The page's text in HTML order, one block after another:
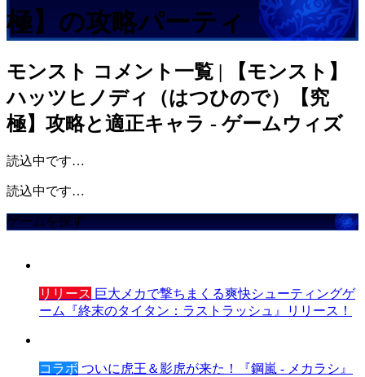
極】の攻略パーティ
モンスト コメント一覧 | 【モンスト】
ハッツヒノディ（はつひので）【究
極】攻略と適正キャラ - ゲームウィズ
読込中です…
読込中です…
ゲームを探す
リリース 巨大メカで撃ちまくる爽快シューティングゲ
ーム『終末のタイタン：ラストラッシュ』リリース！
コラボ ついに虎王＆影虎が来た！『鋼嵐 - メカラシ』